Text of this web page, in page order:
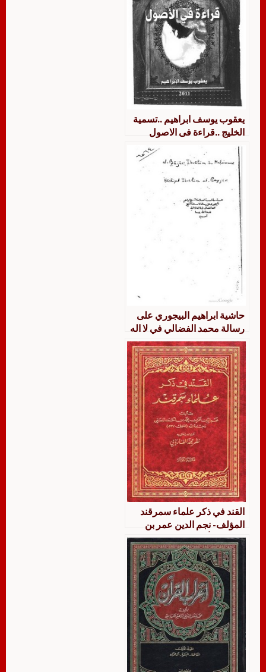
يعقوب يوسف ابراهيم ..تسمية
الخليج ..قراءة فى الاصول
حاشية ابراهيم البيجوري على
رسالة محمد الفضالي في لا اله
الا الله
القند في ذكر علماء سمرقند
المؤلف- نجم الدين عمر بن
محمد بن أحمد النسفي